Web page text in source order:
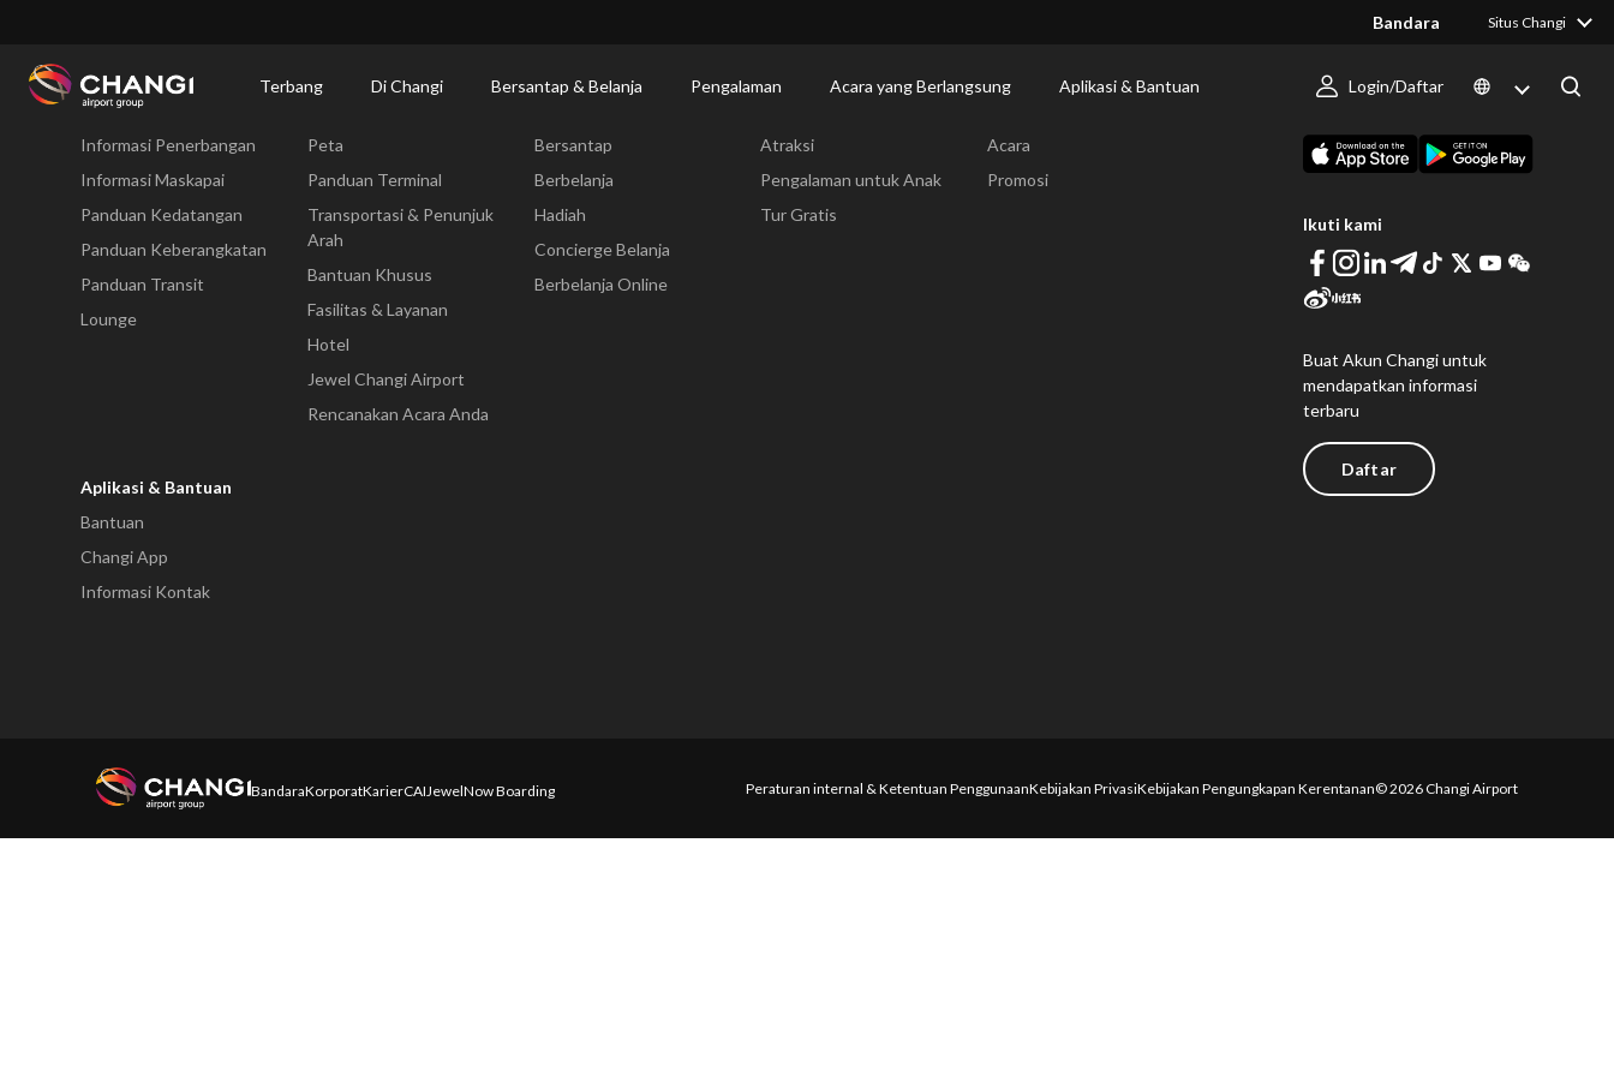
Bandara Situs Changi
Terbang Di Changi Bersantap & Belanja Pengalaman Acara yang Berlangsung Aplikasi & Bantuan Login/Daftar
Changi
Terbang
Informasi Penerbangan
Informasi Maskapai
Panduan Kedatangan
Panduan Keberangkatan
Panduan Transit
Lounge
Peta
Panduan Terminal
Transportasi & Penunjuk
Arah
Bantuan Khusus
Fasilitas & Layanan
Hotel
Jewel Changi Airport
Rencanakan Acara Anda
Bersantap
Berbelanja
Hadiah
Concierge Belanja
Berbelanja Online
Atraksi
Pengalaman untuk Anak
Tur Gratis
Acara
Promosi
Aplikasi & Bantuan
Bantuan
Changi App
Informasi Kontak
Ikuti kami
Buat Akun Changi untuk
mendapatkan informasi
terbaru
Daftar
BandaraKorporatKarierCAIJewelNow Boarding Peraturan internal & Ketentuan PenggunaanKebijakan PrivasiKebijakan Pengungkapan Kerentanan© 2026 Changi Airport